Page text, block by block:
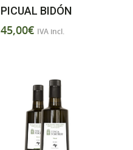
PICUAL BIDÓN
45,00€ IVA incl.